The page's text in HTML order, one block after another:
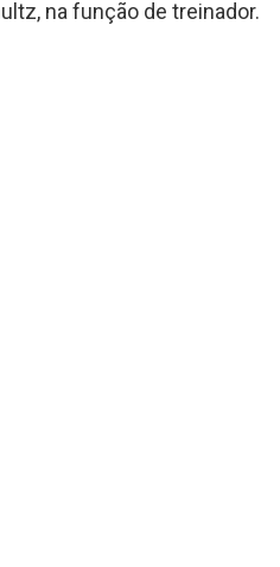
na função de treinador.